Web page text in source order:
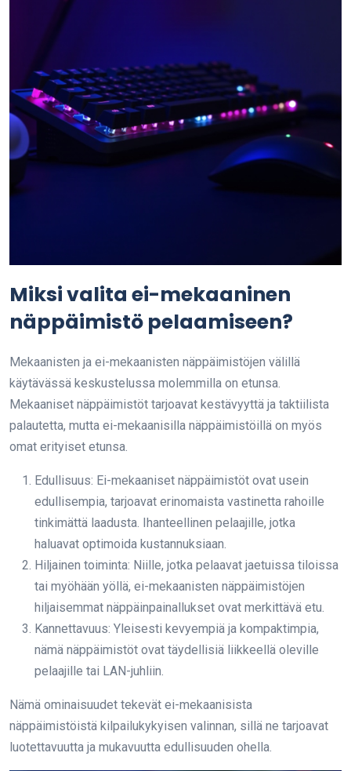
Miksi valita ei-mekaaninen
näppäimistö pelaamiseen?
Mekaanisten ja ei-mekaanisten näppäimistöjen välillä
käytävässä keskustelussa molemmilla on etunsa.
Mekaaniset näppäimistöt tarjoavat kestävyyttä ja taktiilista
palautetta, mutta ei-mekaanisilla näppäimistöillä on myös
omat erityiset etunsa.
Edullisuus: Ei-mekaaniset näppäimistöt ovat usein
edullisempia, tarjoavat erinomaista vastinetta rahoille
tinkimättä laadusta. Ihanteellinen pelaajille, jotka
haluavat optimoida kustannuksiaan.
Hiljainen toiminta: Niille, jotka pelaavat jaetuissa tiloissa
tai myöhään yöllä, ei-mekaanisten näppäimistöjen
hiljaisemmat näppäinpainallukset ovat merkittävä etu.
Kannettavuus: Yleisesti kevyempiä ja kompaktimpia,
nämä näppäimistöt ovat täydellisiä liikkeellä oleville
pelaajille tai LAN-juhliin.
Nämä ominaisuudet tekevät ei-mekaanisista
näppäimistöistä kilpailukykyisen valinnan, sillä ne tarjoavat
luotettavuutta ja mukavuutta edullisuuden ohella.